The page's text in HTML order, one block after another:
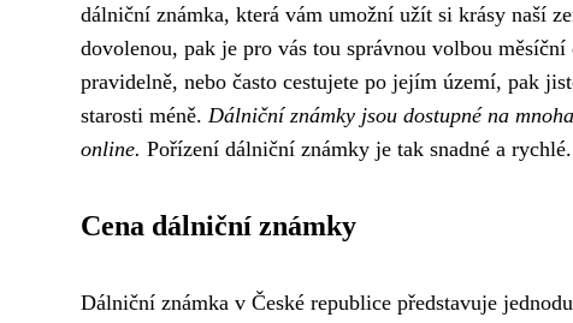
dálniční známka, která vám umožní užít si krásy naší
dovolenou, pak je pro vás tou správnou volbou
pravidelně, nebo často cestujete po jejím území, pak
starosti méně. Dálniční známky jsou dostupné na
online. Pořízení dálniční známky je tak snadné a rychlé.
Cena dálniční známky
Dálniční známka v České republice představuje